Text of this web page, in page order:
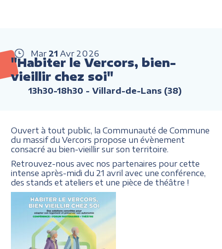
Mar 21 Avr 2026
"Habiter le Vercors, bien-
vieillir chez soi"
13h30-18h30 - Villard-de-Lans (38)
Ouvert à tout public, la Communauté de Commune
du massif du Vercors propose un évènement
consacré au bien-vieillir sur son territoire.
Retrouvez-nous avec nos partenaires pour cette
intense après-midi du 21 avril avec une conférence,
des stands et ateliers et une pièce de théâtre !